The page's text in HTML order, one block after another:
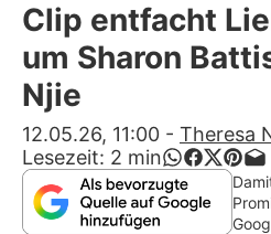
Stars
Filme &
Familie &
Promiflash
Clip entfacht
um Sharon
Njie
12.05.26, 11:00 - Theresa
Lesezeit: 2 min